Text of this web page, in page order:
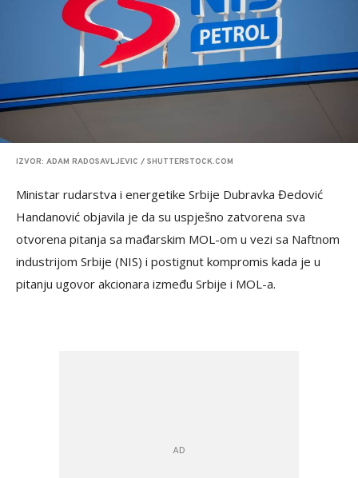
IZVOR: ADAM RADOSAVLJEVIC / SHUTTERSTOCK.COM
Ministar rudarstva i energetike Srbije Dubravka Đedović
Handanović objavila je da su uspješno zatvorena sva
otvorena pitanja sa mađarskim MOL-om u vezi sa Naftnom
industrijom Srbije (NIS) i postignut kompromis kada je u
pitanju ugovor akcionara između Srbije i MOL-a.